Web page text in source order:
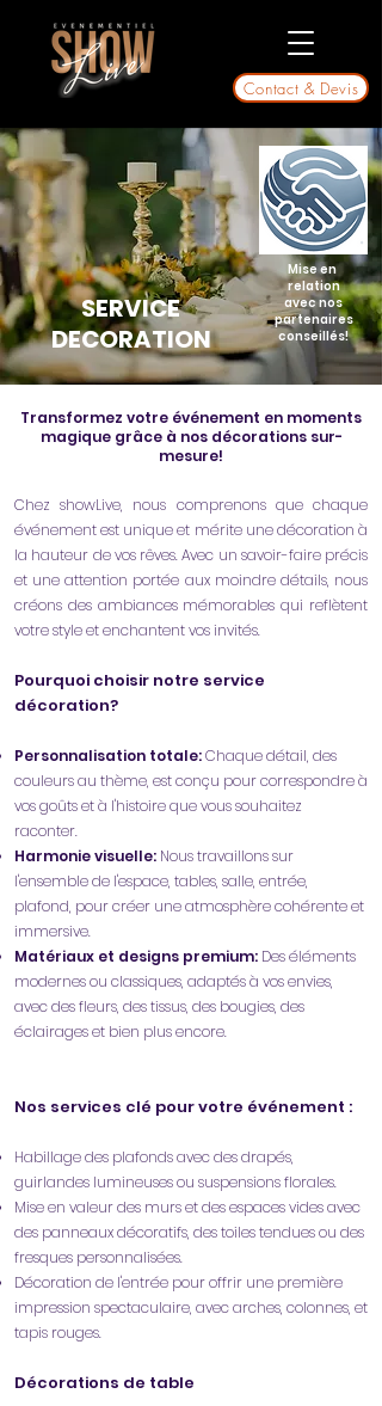
Contact & Devis
SERVICE
DECORATION
Mise en
relation
avecnos
partenaires
conseillés!
​Transformez votre événement en moments
magique grâce à nos décorations sur-
mesure!
Chez showLive, nous comprenons que chaque
événement est unique et mérite une décoration à
la hauteur de vos rêves. Avec un savoir-faire précis
et une attention portée aux moindre détails, nous
créons des ambiances mémorables qui reflètent
votre style et enchantent vos invités.
Pourquoi choisir notre service
décoration?
Personnalisation totale:Chaque détail, des
couleurs au thème, est conçu pour correspondre à
vos goûts et à l'histoire que vous souhaitez
raconter.
Harmonie visuelle: Nous travaillons sur
l'ensemble de l'espace, tables, salle, entrée,
plafond, pour créer une atmosphère cohérente et
immersive.
Matériaux et designs premium: Des éléments
modernes ou classiques, adaptés à vos envies,
avec des fleurs, des tissus, des bougies, des
éclairages et bien plus encore.
Nos services clé pour votre événement :
Habillage des plafonds avec des drapés,
guirlandes lumineuses ou suspensions florales.
Mise en valeur des murs et des espaces vides avec
des panneaux décoratifs, des toiles tendues ou des
fresques personnalisées.
Décoration de l'entrée pour offrir une première
impression spectaculaire, avec arches, colonnes, et
tapis rouges.
​Décorations de table